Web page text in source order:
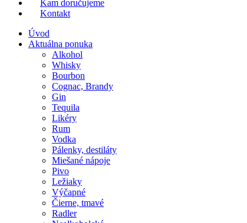
Kam doručujeme
Kontakt
Úvod
Aktuálna ponuka
Alkohol
Whisky
Bourbon
Cognac, Brandy
Gin
Tequila
Likéry
Rum
Vodka
Pálenky, destiláty
Miešané nápoje
Pivo
Ležiaky
Výčapné
Čierne, tmavé
Radler